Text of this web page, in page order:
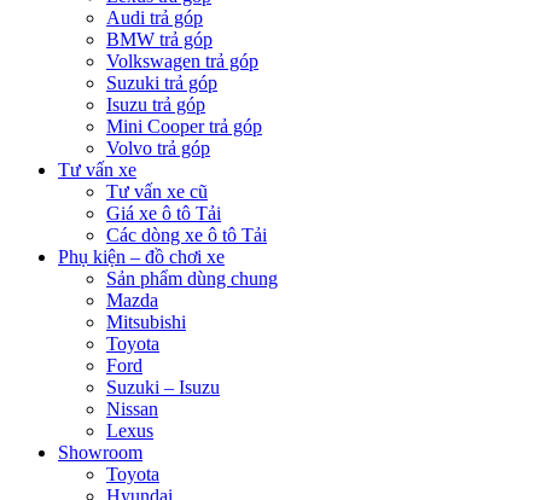
Audi trả góp
BMW trả góp
Volkswagen trả góp
Suzuki trả góp
Isuzu trả góp
Mini Cooper trả góp
Volvo trả góp
Tư vấn xe
Tư vấn xe cũ
Giá xe ô tô Tải
Các dòng xe ô tô Tải
Phụ kiện – đồ chơi xe
Sản phẩm dùng chung
Mazda
Mitsubishi
Toyota
Ford
Suzuki – Isuzu
Nissan
Lexus
Showroom
Toyota
Hyundai